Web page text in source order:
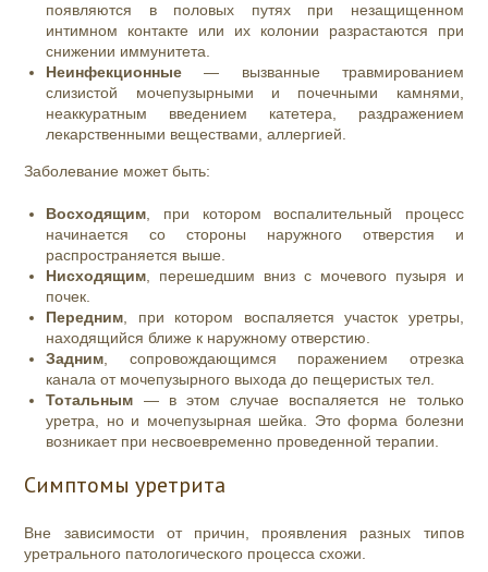
появляются в половых путях при незащищенном
интимном контакте или их колонии разрастаются при
снижении иммунитета.
Неинфекционные— вызванные травмированием
слизистой мочепузырными и почечными камнями,
неаккуратным введением катетера, раздражением
лекарственными веществами, аллергией.
Заболевание может быть:
Восходящим , при котором воспалительный процесс
начинается со стороны наружного отверстия и
распространяется выше.
Нисходящим , перешедшим вниз с мочевого пузыря и
почек.
Передним , при котором воспаляется участок уретры,
находящийся ближе к наружному отверстию.
Задним , сопровождающимся поражением отрезка
канала от мочепузырного выхода до пещеристых тел.
Тотальным — в этом случае воспаляется не только
уретра, но и мочепузырная шейка. Это форма болезни
возникает при несвоевременно проведенной терапии.
Симптомы уретрита
Вне зависимости от причин, проявления разных типов
уретрального патологического процесса схожи.